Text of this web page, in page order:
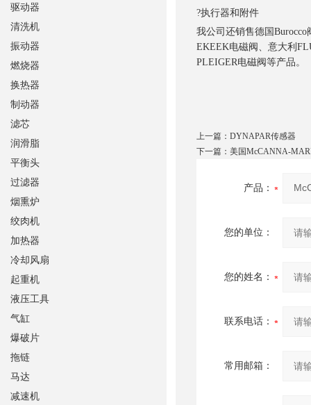
?执行器和附件
我公司还销售德国
EKEEK电磁阀、意大利
PLEIGER电磁阀等产品。
上一篇： DYNAPAR传感器
下一篇： 美国McCANNA-
产品：
您的单位：
您的姓名：
联系电话：
常用邮箱：
驱动器
清洗机
振动器
燃烧器
换热器
制动器
滤芯
润滑脂
平衡头
过滤器
烟熏炉
绞肉机
加热器
冷却风扇
起重机
液压工具
气缸
爆破片
拖链
马达
减速机